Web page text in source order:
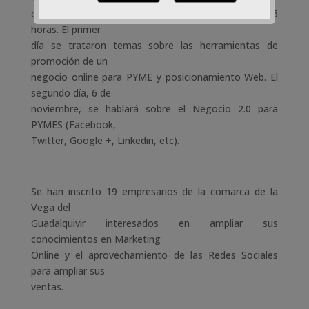
duración de 10 horas, dividido en 2 sesiones de 5
horas. El primer
día se trataron temas sobre las herramientas de
promoción de un
negocio online para PYME y posicionamiento Web. El
segundo día, 6 de
noviembre, se hablará sobre el Negocio 2.0 para
PYMES (Facebook,
Twitter, Google +, Linkedin, etc).
Se han inscrito 19 empresarios de la comarca de la
Vega del
Guadalquivir interesados en ampliar sus
conocimientos en Marketing
Online y el aprovechamiento de las Redes Sociales
para ampliar sus
ventas.